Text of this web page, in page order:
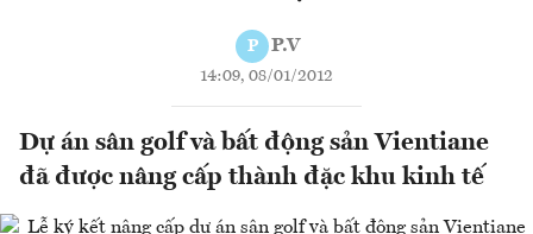
P P.V
14:09, 08/01/2012
Dự án sân golf và bất động sản Vientiane
đã được nâng cấp thành đặc khu kinh tế